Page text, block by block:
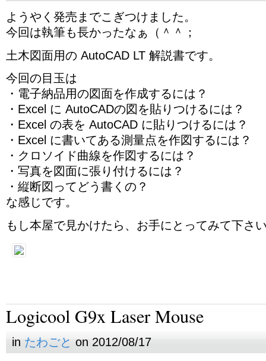
ようやく発売までこぎつけました。
今回は執筆も長かったなぁ（＾＾；
土木図面用の AutoCAD LT 解説書です。
今回の目玉は
・電子納品用の図面を作成するには？
・Excel に AutoCADの図を貼りつけるには？
・Excel の表を AutoCAD に貼りつけるには？
・Excel に書いてある測量点を作図するには？
・クロソイド曲線を作図するには？
・写真を図面に張り付けるには？
・縦断図ってどう書くの？
な感じです。
もし本屋で見かけたら、お手にとってみて下さ
Logicool G9x Laser Mouse
in たわごと on 2012/08/17